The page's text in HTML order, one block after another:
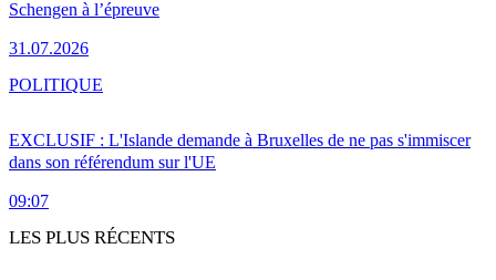
Schengen à l’épreuve
31.07.2026
EXCLUSIF : L'Islande demande à Bruxelles de ne pas s'immiscer
dans son référendum sur l'UE
09:07
POLITIQUE
LES PLUS RÉCENTS